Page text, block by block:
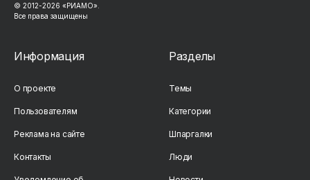
© 2012-2026 «РИАМО».
Все права защищены
Информация
О проекте
Пользователям
Реклама на сайте
Контакты
Разделы
Темы
Категории
Шпаргалки
Люди